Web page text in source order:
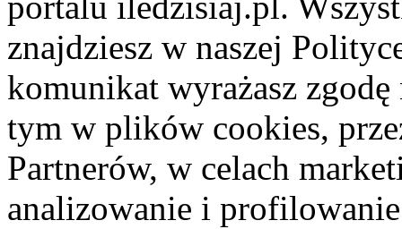
znajdziesz w naszej
komunikat wyrażasz
tym w plików cookies,
Partnerów, w celach
analizowanie i